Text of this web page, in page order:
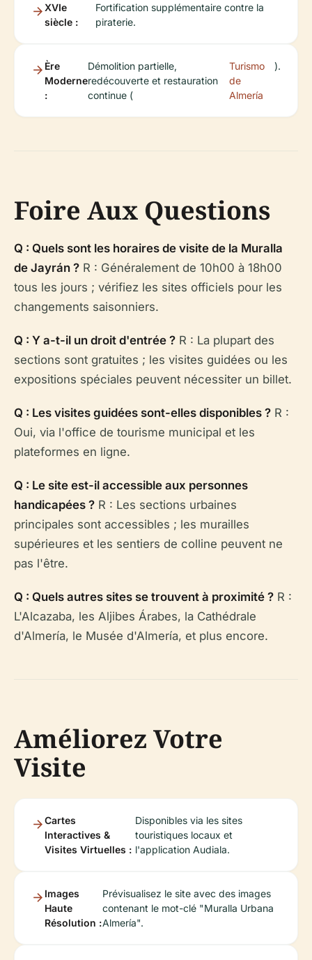
XVIe
siècle :
Fortification supplémentaire contre la
piraterie.
Ère
Moderne
:
Démolition partielle,
redécouverte et restauration
continue (
Turismo
de
Almería
).
Foire Aux Questions
Q : Quels sont les horaires de visite de la Muralla
de Jayrán ? R : Généralement de 10h00 à 18h00
tous les jours ; vérifiez les sites officiels pour les
changements saisonniers.
Q : Y a-t-il un droit d'entrée ? R : La plupart des
sections sont gratuites ; les visites guidées ou les
expositions spéciales peuvent nécessiter un billet.
Q : Les visites guidées sont-elles disponibles ? R :
Oui, via l'office de tourisme municipal et les
plateformes en ligne.
Q : Le site est-il accessible aux personnes
handicapées ? R : Les sections urbaines
principales sont accessibles ; les murailles
supérieures et les sentiers de colline peuvent ne
pas l'être.
Q : Quels autres sites se trouvent à proximité ? R :
L'Alcazaba, les Aljibes Árabes, la Cathédrale
d'Almería, le Musée d'Almería, et plus encore.
Améliorez Votre
Visite
Cartes
Interactives &
Visites Virtuelles :
Disponibles via les sites
touristiques locaux et
l'application Audiala.
Images
Haute
Résolution :
Prévisualisez le site avec des images
contenant le mot-clé "Muralla Urbana
Almería".